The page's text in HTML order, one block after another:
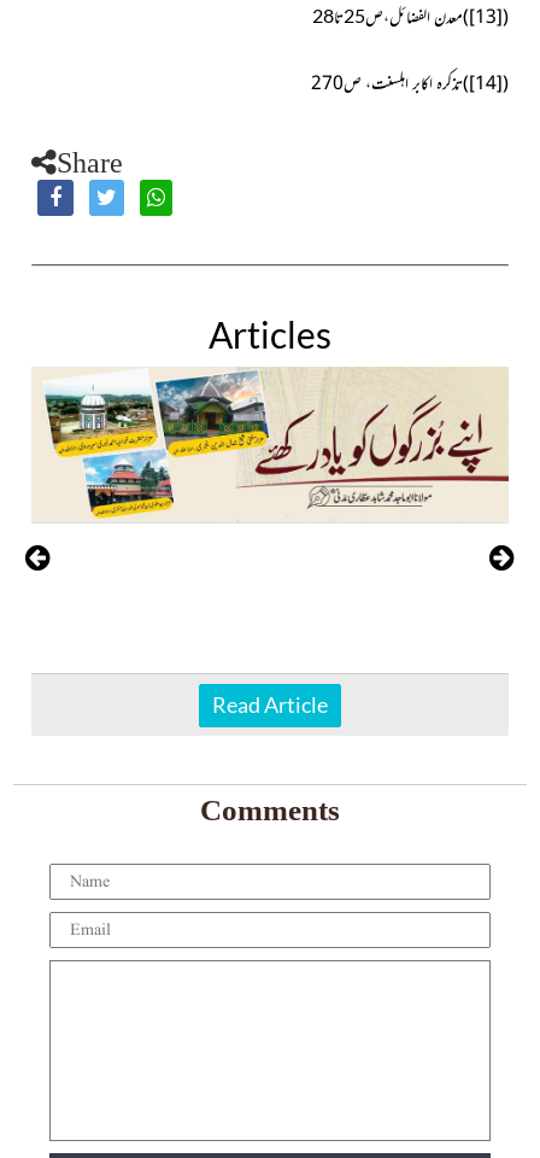
(
[13]
)معدن الفضائل،ص25تا28
(
[14]
)تذکرہ اکابر اہلسنت، ص270
Share
Articles
Read Article
Comments